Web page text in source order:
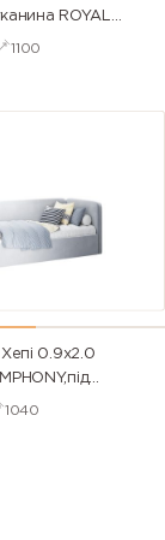
ROYAL
1100
Хепі 0.9х2.0
1040